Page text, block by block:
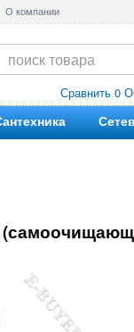
О компании
Сравнить 0